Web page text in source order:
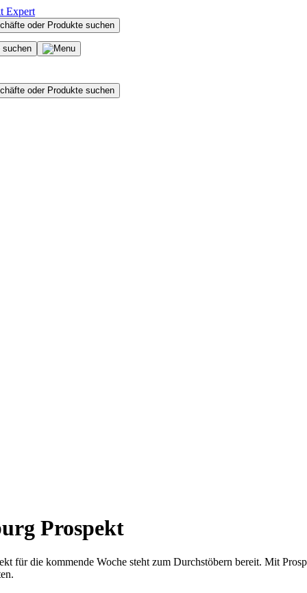
Expert
Prospekt
für die kommende Woche steht zum Durchstöbern bereit. Mit